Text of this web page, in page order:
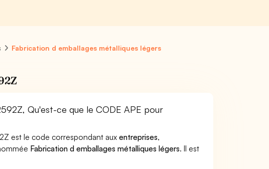
Fabrication d emballages métalliques légers
Qu'est-ce que le CODE APE pour
est le code correspondant auxentreprises,
Fabrication d emballages métalliques légers. Il est